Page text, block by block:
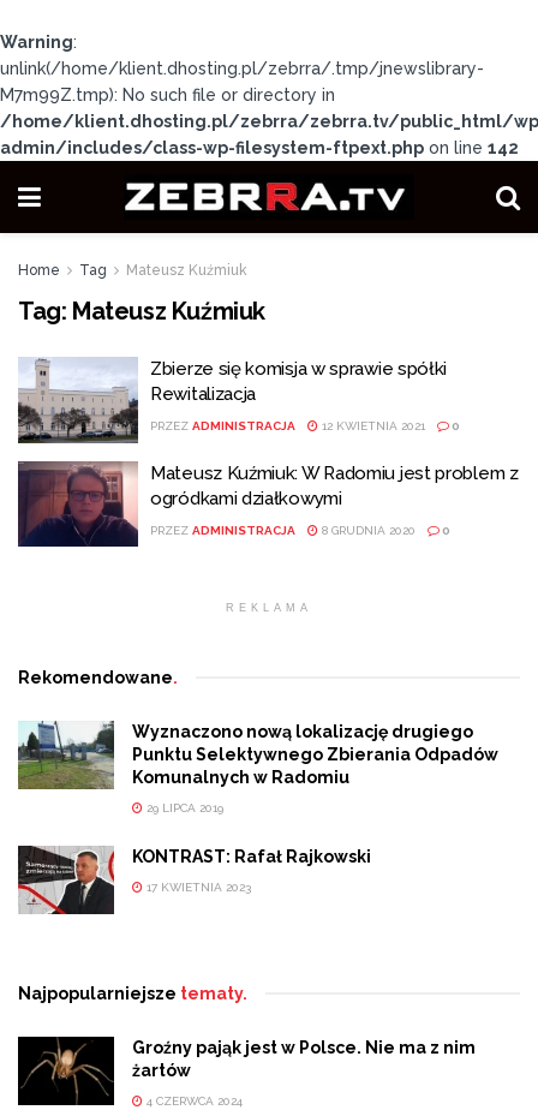
Warning:
unlink(/home/klient.dhosting.pl/zebrra/.tmp/jnewslibrary-
M7m99Z.tmp): No such file or directory in
/home/klient.dhosting.pl/zebrra/zebrra.tv/public_html/
admin/includes/class-wp-filesystem-ftpext.php on line 142
Home Tag Mateusz Kuźmiuk
Tag: Mateusz Kuźmiuk
Zbierze się komisja w sprawie spółki
Rewitalizacja
PRZEZ ADMINISTRACJA 12 KWIETNIA 2021 0
Mateusz Kuźmiuk: W Radomiu jest problem z
ogródkami działkowymi
PRZEZ ADMINISTRACJA 8 GRUDNIA 2020 0
REKLAMA
Rekomendowane.
Wyznaczono nową lokalizację drugiego
Punktu Selektywnego Zbierania Odpadów
Komunalnych w Radomiu
29 LIPCA 2019
KONTRAST: Rafał Rajkowski
17 KWIETNIA 2023
Najpopularniejsze tematy.
Groźny pająk jest w Polsce. Nie ma z nim
żartów
4 CZERWCA 2024